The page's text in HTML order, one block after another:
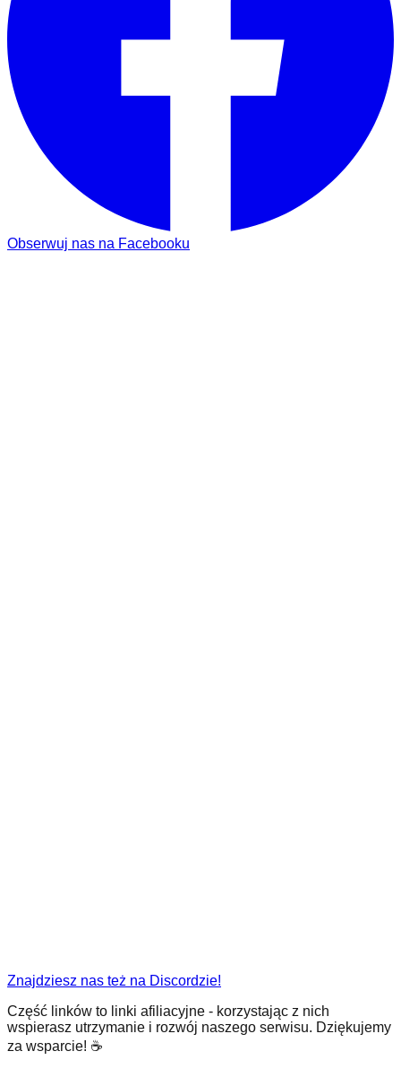
Obserwuj nas na Facebooku
Znajdziesz nas też na Discordzie!
Część linków to linki afiliacyjne - korzystając z nich
wspierasz utrzymanie i rozwój naszego serwisu. Dziękujemy
za wsparcie! ☕